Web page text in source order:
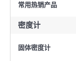
常用热销产品
密度计
固体密度计